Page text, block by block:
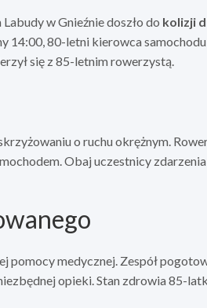
w Gnieźnie doszło do kolizji
14:00, 80-letni kierowca
się z 85-letnim rowerzystą.
o ruchu okrężnym.
Obaj uczestnicy
pomocy medycznej. Zespół
opieki. Stan zdrowia 85-